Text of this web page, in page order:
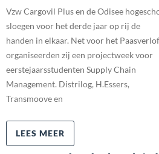
Vzw Cargovil Plus en de Odisee
sloegen voor het derde jaar op rij de
handen in elkaar. Net voor het Paasverlof
organiseerden zij een projectweek voor
eerstejaarsstudenten Supply Chain
Management. Distrilog, H.Essers,
Transmoove en
LEES MEER